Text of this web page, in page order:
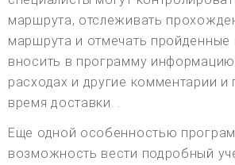
маршрута, отслеживать
маршрута и отмечать пройденные
вносить в программу
расходах и другие комментарии и
время доставки. .
Еще одной особенностью
возможность вести подробный